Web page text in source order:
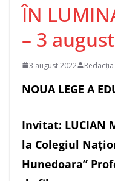
ÎN
– 3
3 august 2022
NOUA LEGE A
Invitat: LUCIAN
la Colegiul
Hunedoara”